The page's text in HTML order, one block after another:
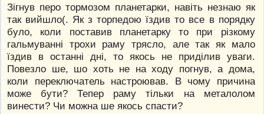
Зігнув перо тормозом планетарки, навіть незнаю як
так вийшло(. Як з торпедою їздив то все в порядку
було, коли поставив планетарку то при різкому
гальмуванні трохи раму трясло, але так як мало
їздив в останні дні, то якось не приділив уваги.
Повезло ше, шо хоть не на ходу погнув, а дома,
коли переключатель настроював. В чому причина
може бути? Тепер раму тільки на металолом
винести? Чи можна ше якось спасти?